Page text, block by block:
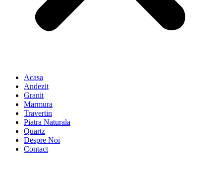
Acasa
Andezit
Granit
Marmura
Travertin
Piatra Naturala
Quartz
Despre Noi
Contact